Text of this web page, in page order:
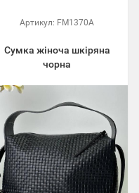
Артикул: FM1370A
Сумка жіноча шкіряна
чорна